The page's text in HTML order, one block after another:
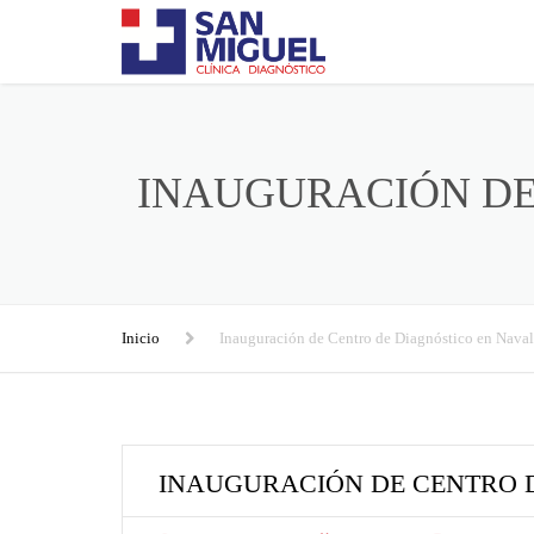
INAUGURACIÓN
Inicio Inauguración de Centro de Diagnóstico en
INAUGURACIÓN DE CENTRO